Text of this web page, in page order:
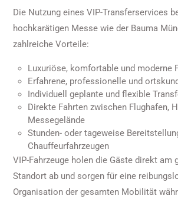
Die Nutzung eines VIP-Transferservices
hochkarätigen Messe wie der Bauma
zahlreiche Vorteile:
Luxuriöse, komfortable und moderne
Erfahrene, professionelle und
Individuell geplante und flexible
Direkte Fahrten zwischen Flughafen,
Messegelände
Stunden- oder tageweise
Chauffeurfahrzeugen
VIP-Fahrzeuge holen die Gäste direkt am
Standort ab und sorgen für eine
Organisation der gesamten Mobilität